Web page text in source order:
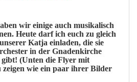
wir einige auch musikalisch
Heute darf ich euch zu gleich
Katja einladen, die sie
in der Gnadenkirche
(Unten die Flyer mit
zeigen wie ein paar ihrer Bilder